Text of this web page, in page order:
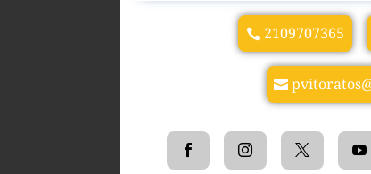
2109707365